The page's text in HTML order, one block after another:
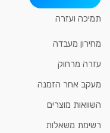
תמיכה ועזרה
מחירון מעבדה
עזרה מרחוק
מעקב אחר הזמנה
השוואות מוצרים
רשימת משאלות